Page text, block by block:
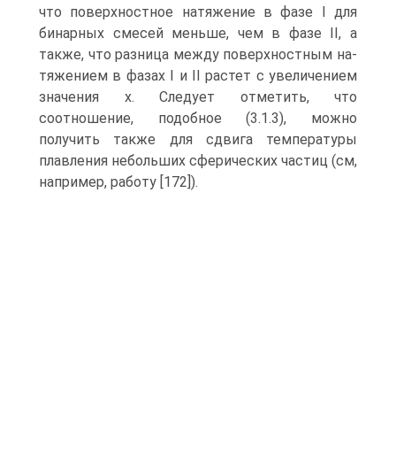
что поверхностное натяжение в фазе I для
бинарных смесей меньше, чем в фазе II, а
также, что разница между поверхностным на­
тяжением в фазах I и II растет с увеличением
значения х. Следует отметить, что
соотношение, подобное (3.1.3), можно
получить также для сдвига темпе­ратуры
плавления небольших сферических частиц (см,
например, работу [172]).